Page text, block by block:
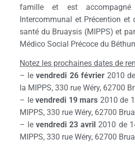
famille et est
Intercommunal et Précention et
santé du Bruaysis (MIPPS) et
Médico Social Précoce du
Notez les prochaines dates de
– levendredi 26 février2010
la MIPPS, 330 rue Wéry, 62700
– levendredi 19 mars 2010 de
MIPPS, 330 rue Wéry, 62700
– levendredi 23 avril 2010 de
MIPPS, 330 rue Wéry, 62700